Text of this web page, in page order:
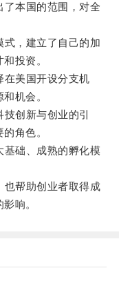
本国的范围，对全
，建立了自己的加
投资。
美国开设分支机
机会。
创新与创业的引
角色。
础、成熟的孵化模
帮助创业者取得成
响。